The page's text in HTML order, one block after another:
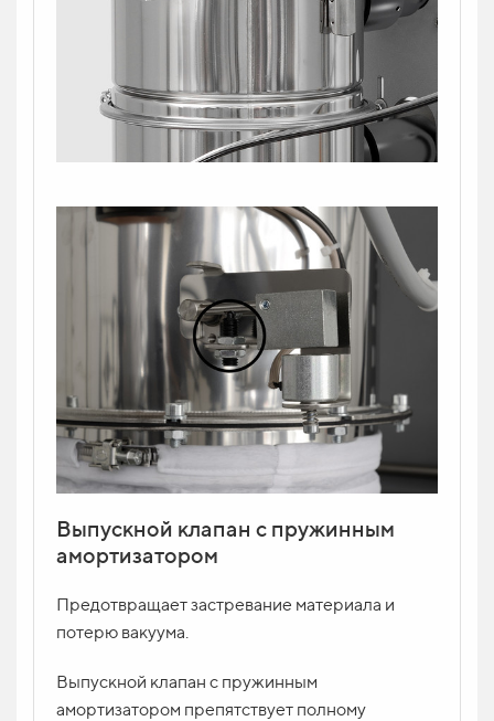
Выпускной клапан с пружинным
амортизатором
Предотвращает застревание материала и
потерю вакуума.
Выпускной клапан с пружинным
амортизатором препятствует полному